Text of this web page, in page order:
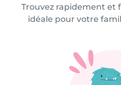
Trouvez rapidement et
idéale pour votre